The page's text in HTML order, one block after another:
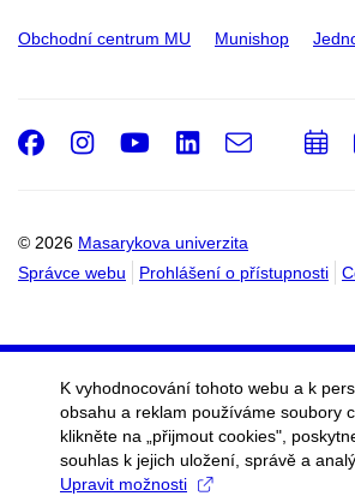
Obchodní centrum MU Munishop
© 2026 Masarykova univerzita
Správce webu
Prohlášení o přístupnosti
Facebook
Instagram
Youtube
LinkedIn
e-
K vyhodnocování tohoto webu a k
obsahu a reklam používáme soubory
klikněte na „přijmout cookies",
souhlas k jejich uložení, správě a
Upravit možnosti